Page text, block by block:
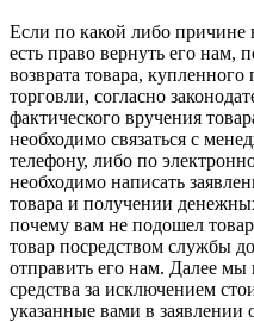
Если по какой либо причине
есть право вернуть его нам,
возврата товара,
торговли, согласно
фактического вручения
необходимо связаться с
телефону, либо по
необходимо написать
товара и получении
почему вам не подошел
товар посредством службы
отправить его нам. Далее
средства за исключением
указанные вами в заявлении